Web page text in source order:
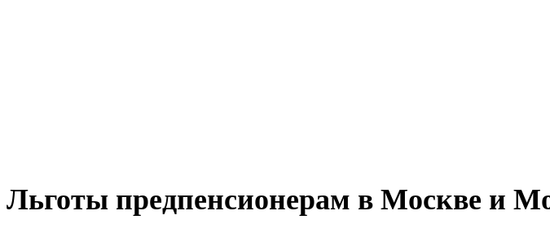
Льготы предпенсионерам в Москве и